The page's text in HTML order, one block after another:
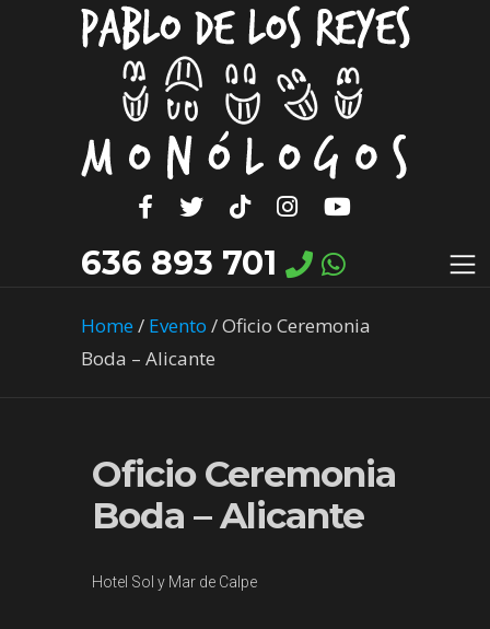
636 893 701
Home/ Evento /Oficio Ceremonia
Boda – Alicante
Oficio Ceremonia
Boda – Alicante
Hotel Sol y Mar de Calpe